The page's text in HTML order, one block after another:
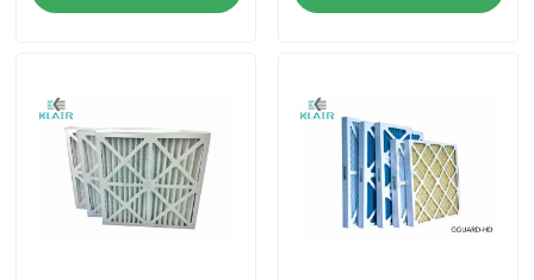
Produkte
Über uns